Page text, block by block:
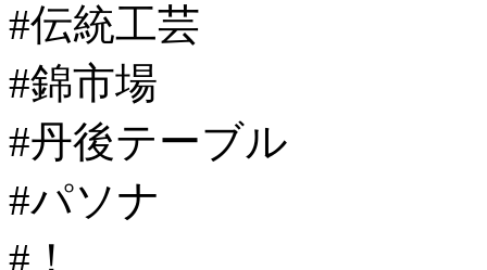
#伝統工芸
#錦市場
#丹後テーブル
#パソナ
#！